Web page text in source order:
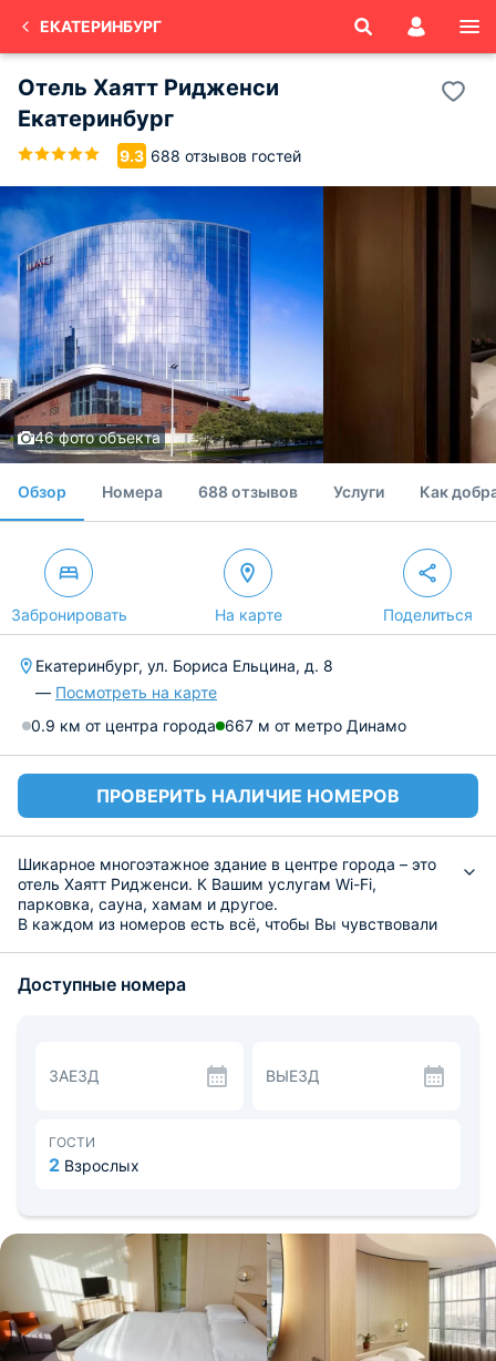
ЕКАТЕРИНБУРГ
Отель Хаятт Ридженси
Екатеринбург
9.3 688 отзывов гостей
46 фото объекта
Обзор Номера 688 отзывов Услуги Как
Забронировать На карте Поделиться
Екатеринбург, ул. Бориса Ельцина, д. 8
— Посмотреть на карте
0.9 км от центра города 667 м от метро Динамо
ПРОВЕРИТЬ НАЛИЧИЕ НОМЕРОВ
Шикарное многоэтажное здание в центре города – это
отель Хаятт Ридженси. К Вашим услугам Wi-Fi,
парковка, сауна, хамам и другое.
В каждом из номеров есть всё, чтобы Вы чувствовали
На территории работает ресторан, где можно
бизнес-встреч имеется несколько конференц-залов со
всем сопутствующим оборудованием.
открывается красивый вид. Все
достопримечательности вокруг, а до станций метро
Доступные номера
ЗАЕЗД ВЫЕЗД
ГОСТИ
2 Взрослых